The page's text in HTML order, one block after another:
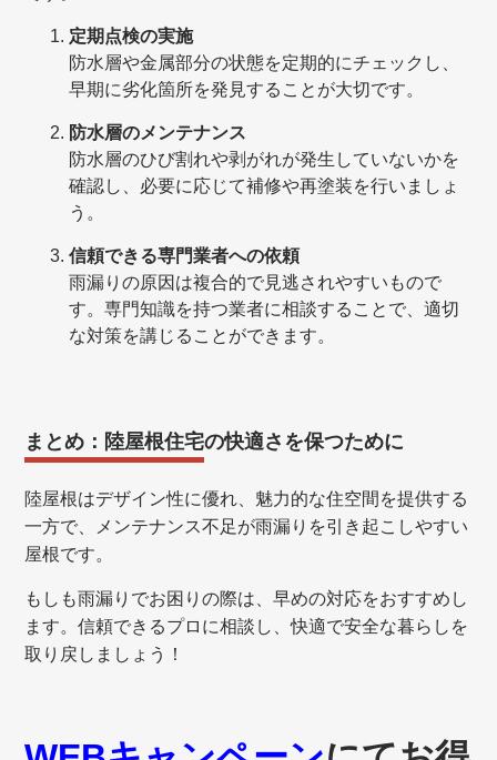
定期点検の実施
防水層や金属部分の状態を定期的にチェックし、
早期に劣化箇所を発見することが大切です。
防水層のメンテナンス
防水層のひび割れや剥がれが発生していないかを
確認し、必要に応じて補修や再塗装を行いましょ
う。
信頼できる専門業者への依頼
雨漏りの原因は複合的で見逃されやすいもので
す。専門知識を持つ業者に相談することで、適切
な対策を講じることができます。
まとめ：陸屋根住宅の快適さを保つために
陸屋根はデザイン性に優れ、魅力的な住空間を提供する
一方で、メンテナンス不足が雨漏りを引き起こしやすい
屋根です。
もしも雨漏りでお困りの際は、早めの対応をおすすめし
ます。信頼できるプロに相談し、快適で安全な暮らしを
取り戻しましょう！